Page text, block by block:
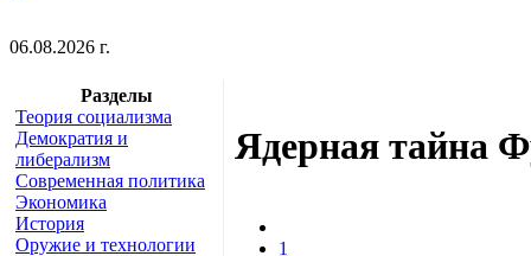
06.08.2026 г.
Разделы
Теория социализма
Демократия и
либерализм
Современная политика
Экономика
История
Оружие и технологии
Ядерная тайна
1